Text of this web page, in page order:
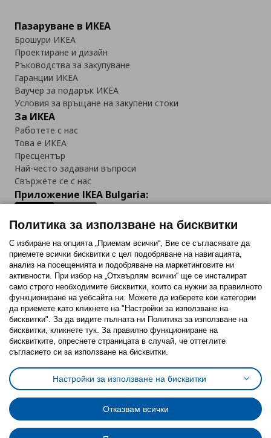
Пазаруване в ИКЕА
Брошури ИКЕА
Проектиране и дизайн
Ръководства за закупуване
Гаранции ИКЕА
Ваучер за подарък ИКЕА
Условия за връщане на закупени стоки
За ИКЕА
Работете с нас
Това е ИКЕА
Пресцентър
Най-често задавани въпроси
Свържете се с нас
Приложение IKEA Bulgaria:
Последвайте ни:
FacebookTwitterYoutubePinterestInstagram
Политика за използване на бисквитки (Cookies)
Избор на настройки за използване на бисквитки
Условия за ползване на ikea.bgОбща политика за личните данни
Политика за защита на личните данни на ikea.bg
Общи условия на програма IKEA Family
Политика за защита на лични данни на програма IKEA Family
Политика за използване на бисквитки
С избиране на опцията „Приемам всички“, Вие се съгласявате да
приемете всички бисквитки с цел подобряване на навигацията,
анализ на посещенията и подобряване на маркетинговите ни
активности. При избор на „Отхвърлям всички“ ще се инсталират
само строго необходимитe бисквитки, които са нужни за правилното
функциониране на уебсайта ни. Можете да изберете кои категории
да приемете като кликнете на "Настройки за използване на
бисквитки". За да видите пълната ни Политика за използване на
бисквитки, кликнете тук. За правилно функциониране на
бисквитките, опреснете страницата в случай, че оттеглите
съгласието си за използване на бисквитки.
Настройки за използване на бисквитки
Отказвам всички